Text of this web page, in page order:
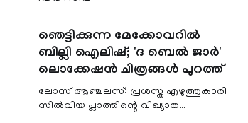
ഞെട്ടിക്കുന്ന മേക്കോവറിൽ
ബില്ലി ഐലിഷ്; 'ദ ബെൽ ജാർ'
ലൊക്കേഷൻ ചിത്രങ്ങൾ പുറത്ത്
ലോസ് ആഞ്ചലസ്: പ്രശസ്ത എഴുത്തുകാരി
സിൽവിയ പ്ലാത്തിന്റെ വിഖ്യാത